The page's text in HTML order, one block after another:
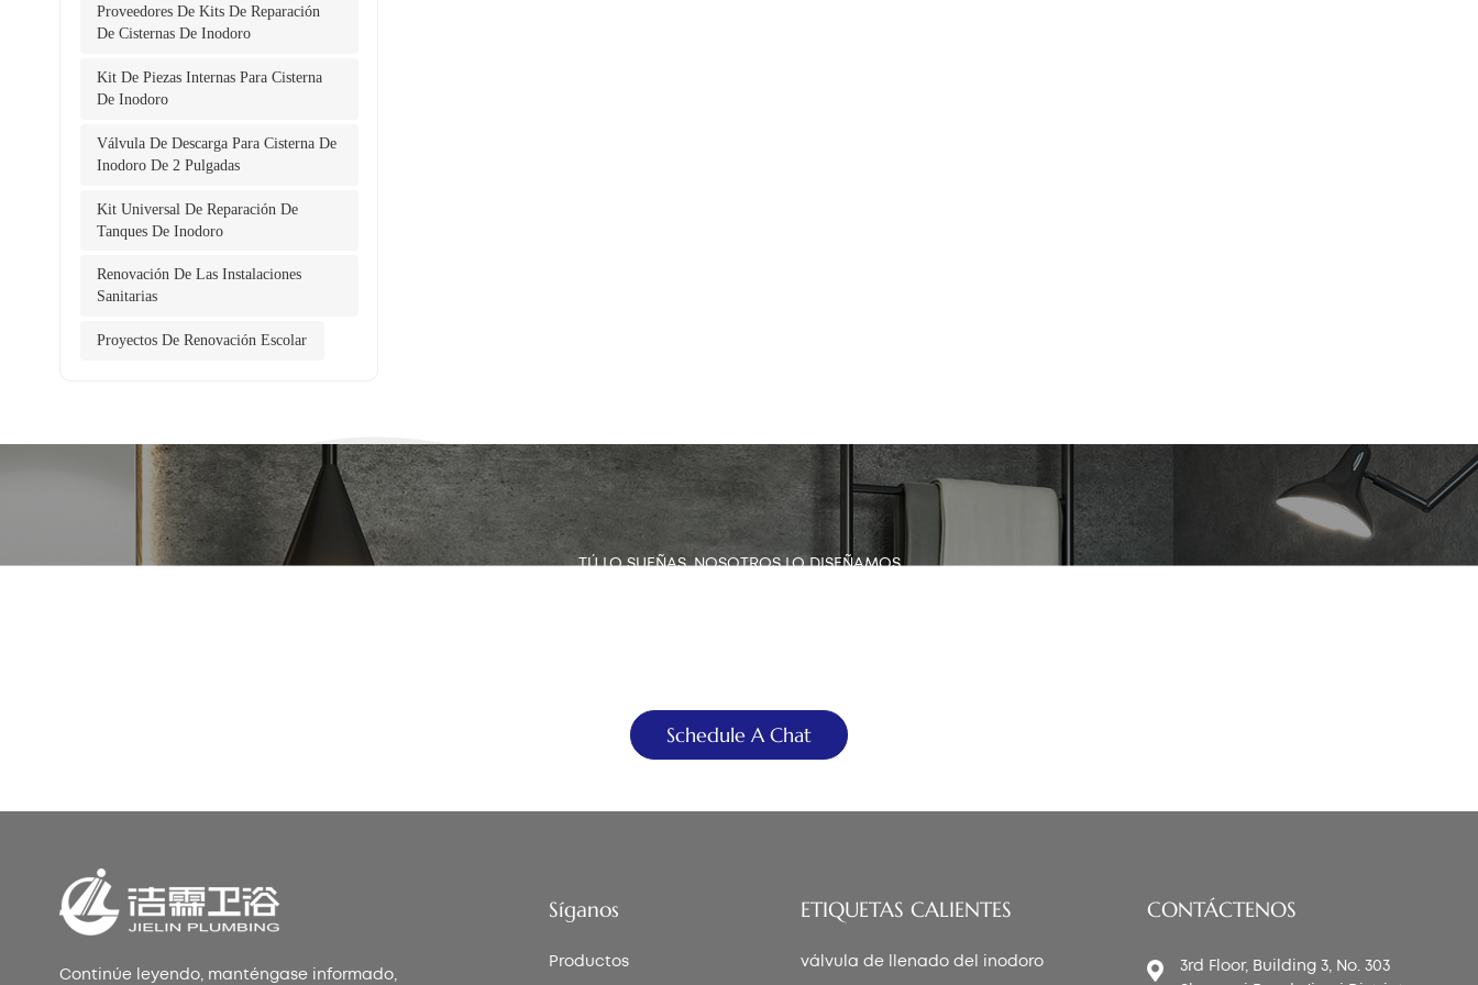
Proveedores De Kits De Reparación
De Cisternas De Inodoro
Kit De Piezas Internas Para Cisterna
De Inodoro
Válvula De Descarga Para Cisterna De
Inodoro De 2 Pulgadas
Kit Universal De Reparación De
Tanques De Inodoro
Renovación De Las Instalaciones
Sanitarias
Proyectos De Renovación Escolar
TÚ LO SUEÑAS, NOSOTROS LO DISEÑAMOS
Schedule A Chat
Continúe leyendo, manténgase informado,
Síganos
Productos
ETIQUETAS CALIENTES
válvula de llenado del inodoro
CONTÁCTENOS
3rd Floor, Building 3, No. 303